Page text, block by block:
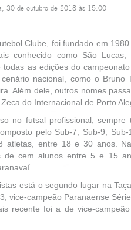
30 de outubro de 2018 às 15:00
Clube, foi fundado em
conhecido como São
todas as edições do
nacional, como o
Além dele, outros nomes
do Internacional de Porto
no futsal profissional,
pelo Sub-7, Sub-9,
atletas, entre 18 e 30 anos.
de cem alunos entre 5 e 15
está o segundo lugar na
vice-campeão Paranaense
recente foi a de vice-